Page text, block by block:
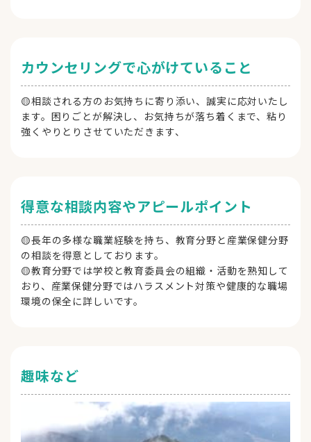
カウンセリングで心がけていること
🟡相談される方のお気持ちに寄り添い、誠実に応対いたし
ます。困りごとが解決し、お気持ちが落ち着くまで、粘り
強くやりとりさせていただきます、
得意な相談内容やアピールポイント
🟡長年の多様な職業経験を持ち、教育分野と産業保健分野
の相談を得意としております。
🟡教育分野では学校と教育委員会の組織・活動を熟知して
おり、産業保健分野ではハラスメント対策や健康的な職場
環境の保全に詳しいです。
趣味など